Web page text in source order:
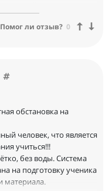
столько ошибок в
знала, что они
всю её
Помог ли отзыв? 0
обстановка на
человек, что является
учиться!!!
без воды. Система
на подготовку ученика
материала.